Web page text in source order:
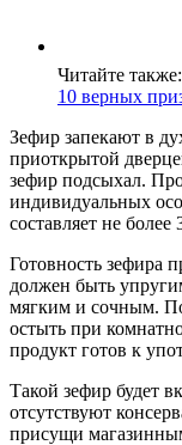
Читайте также:
10 верных
Зефир запекают в
приоткрытой
зефир подсыхал.
индивидуальных
составляет не более
Готовность зефира
должен быть
мягким и сочным.
остыть при
продукт готов к
Такой зефир будет
отсутствуют
присущи